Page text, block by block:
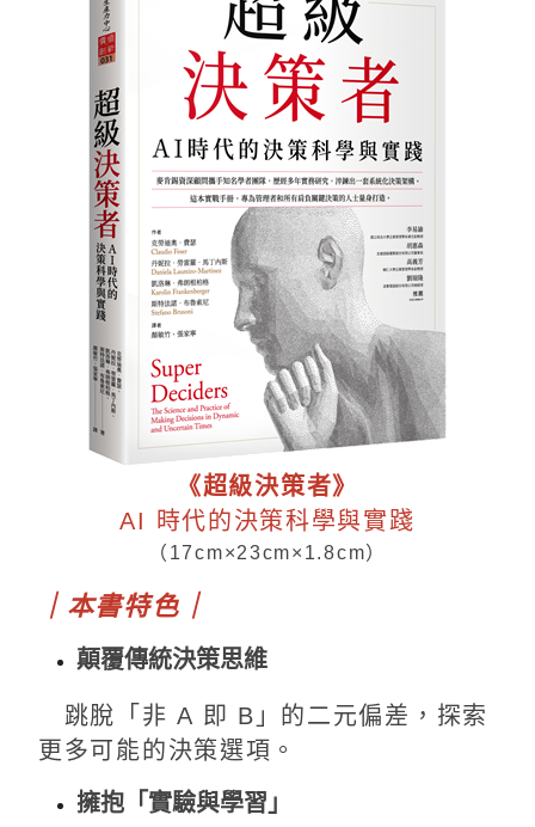
《超級決策者》
AI 時代的決策科學與實踐
（17cm×23cm×1.8cm）
｜本書特色｜
顛覆傳統決策思維
跳脫「非 A 即 B」的二元偏差，探索
更多可能的決策選項。
擁抱「實驗與學習」